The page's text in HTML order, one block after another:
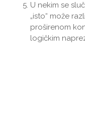
U nekim se
„isto“ može
proširenom
logičkim